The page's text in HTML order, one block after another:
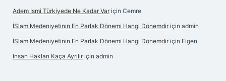
Adem Ismi Türkiyede Ne Kadar Var için Cemre
İSlam Medeniyetinin En Parlak Dönemi Hangi Dönemdir için admin
İSlam Medeniyetinin En Parlak Dönemi Hangi Dönemdir için Figen
Insan Hakları Kaça Ayrılır için admin